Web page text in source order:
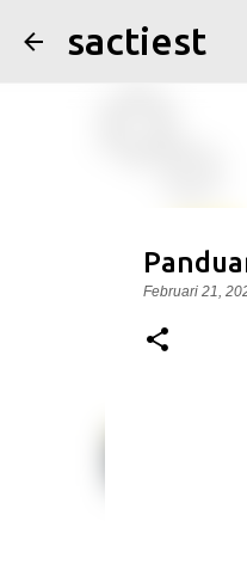
sactiest
Februari 21,